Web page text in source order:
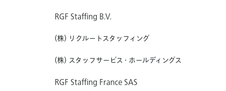
RGF Staffing B.V.
(株) リクルートスタッフィング
(株) スタッフサービス・ホールディングス
RGF Staffing France SAS